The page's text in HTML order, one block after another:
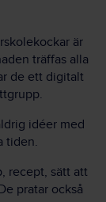
är
träffas alla
de ett digitalt
idéer med
tiden.
recept, sätt att
pratar också